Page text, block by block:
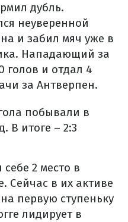
дубль.
неуверенной
и забил мяч уже в
Нападающий за
голов и отдал 4
за Антверпен.
побывали в
В итоге – 2:3
2 место в
Сейчас в их активе
первую ступеньку
лидирует в